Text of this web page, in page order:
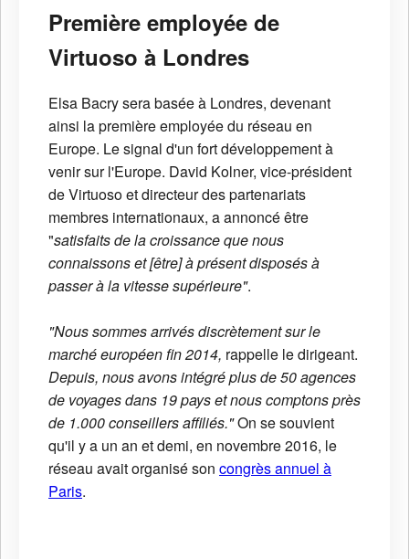
Première employée de
Virtuoso à Londres
Elsa Bacry sera basée à Londres, devenant
ainsi la première employée du réseau en
Europe. Le signal d'un fort développement à
venir sur l'Europe. David Kolner, vice-président
de Virtuoso et directeur des partenariats
membres internationaux, a annoncé être
"satisfaits de la croissance que nous
connaissons et [être]à présent disposés à
passer à la vitesse supérieure".
"Nous sommes arrivés discrètement sur le
marché européen fin 2014, rappelle le dirigeant.
Depuis, nous avons intégré plus de 50 agences
de voyages dans 19 pays et nous comptons près
de 1.000 conseillers affiliés."On se souvient
qu'il y a un an et demi, en novembre 2016, le
réseau avait organisé son congrès annuel à
Paris.